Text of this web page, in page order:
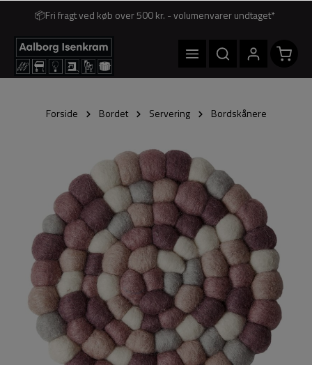
📦Fri fragt ved køb over 500 kr. - volumenvarer undtaget*
Forside Bordet Servering Bordskånere